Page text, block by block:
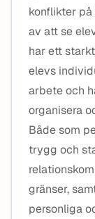
konflikter
av att se
har ett
elevs
arbete och
organisera
Både som
trygg och
gränser,
personliga